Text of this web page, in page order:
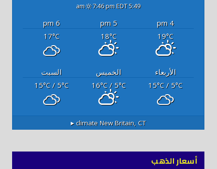
5:49 am
7:46 pm EDT
4 pm
5 pm
6 pm
19°C
18°C
17°C
الأربعاء الخميس
السبت
15°C / 5°C
16°C/ 5°C
15°C/ 5°C
New Britain, CT
أسعار الذهب